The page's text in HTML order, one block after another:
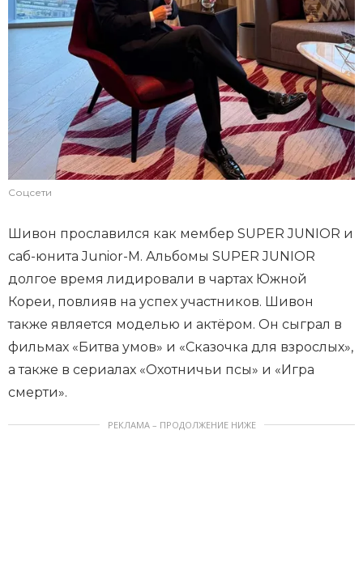
Соцсети
Шивон прославился как мембер SUPER JUNIOR и
саб-юнита Junior-M. Альбомы SUPER JUNIOR
долгое время лидировали в чартах Южной
Кореи, повлияв на успех участников. Шивон
также является моделью и актёром. Он сыграл в
фильмах «Битва умов» и «Сказочка для взрослых»,
а также в сериалах «Охотничьи псы» и «Игра
смерти».
РЕКЛАМА – ПРОДОЛЖЕНИЕ НИЖЕ